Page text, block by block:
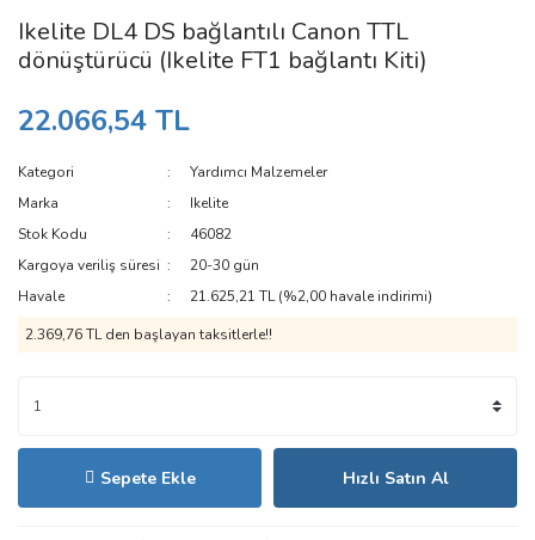
Ikelite DL4 DS bağlantılı Canon TTL
dönüştürücü (Ikelite FT1 bağlantı Kiti)
22.066,54 TL
Kategori
Yardımcı Malzemeler
Marka
Ikelite
Stok Kodu
46082
Kargoya veriliş süresi
20-30 gün
Havale
21.625,21 TL (%2,00 havale indirimi)
2.369,76 TL den başlayan taksitlerle!!
Sepete Ekle Hızlı Satın Al